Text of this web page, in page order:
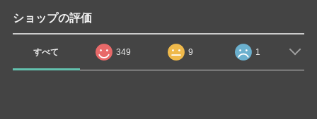
ショップの評価
すべて 349 9 1